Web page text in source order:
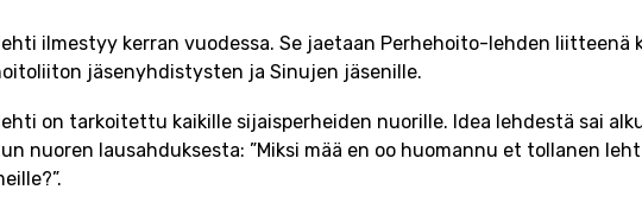
ilmestyy kerran vuodessa. Se jaetaan Perhehoito-lehden liitteenä
jäsenyhdistysten ja Sinujen jäsenille.
on tarkoitettu kaikille sijaisperheiden nuorille. Idea lehdestä sai
nuoren lausahduksesta: ”Miksi mää en oo huomannu et tollanen